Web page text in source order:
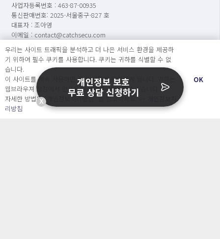
사업자등록번호 : 463-87-00935
통신판매번호: 2025-서울중구-827 호
대표자 : 조아영
이메일 : contact@catchsecu.com
전화 : 070-7776-8552
주소 : 서울특별시 중구 명동길 73, 6층 602호(명동1가, 페이지명동)
※ 상담가능시간 : [평일] 월요일 ~ 금요일 : 09:00 ~ 17:00
(점심시간 : 12:00 ~ 13:00)
※ 캐치시큐는 변호사가 운영하는 법률 서비스가 아닙니다.
우리는 사이트 트래픽을 분석하고 더 나은 서비스 환경을 제공하
기 위하여 필수 쿠키를 사용합니다. 쿠키는 귀하를 식별할 수 없
습니다.
이 사이트를 계속 사용하면 쿠키 사용에 동의하게 됩니다. 귀하는
웹브라우져 설정에서 언제든지 쿠키를 삭제 할 수있습니다.
자세한 방법은 “개인정보처리방침” 을 참고하세요. →
리방침
OK
X
개인정보 보호
무료 상담 신청하기